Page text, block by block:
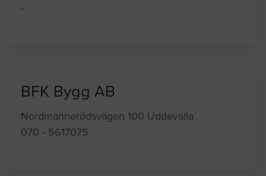
-
BFK Bygg AB
Nordmannerödsvägen 100 Uddevalla
070 - 5617075